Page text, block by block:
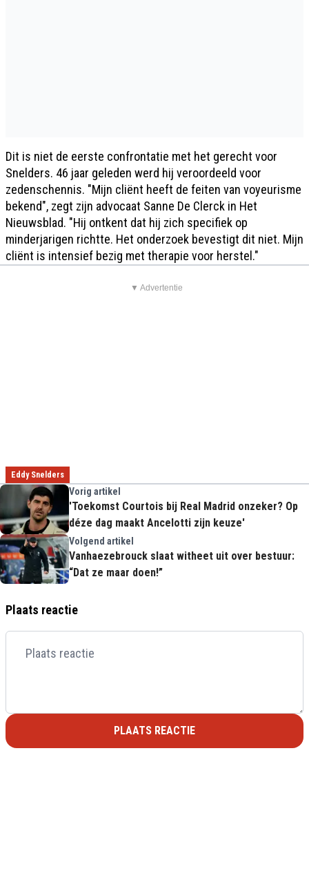
Dit is niet de eerste confrontatie met het gerecht voor
Snelders. 46 jaar geleden werd hij veroordeeld voor
zedenschennis. "Mijn cliënt heeft de feiten van voyeurisme
bekend", zegt zijn advocaat Sanne De Clerck in Het
Nieuwsblad. "Hij ontkent dat hij zich specifiek op
minderjarigen richtte. Het onderzoek bevestigt dit niet. Mijn
cliënt is intensief bezig met therapie voor herstel."
▼ Advertentie
Eddy Snelders
Vorig artikel
'Toekomst Courtois bij Real Madrid onzeker? Op
déze dag maakt Ancelotti zijn keuze'
Volgend artikel
Vanhaezebrouck slaat witheet uit over bestuur:
“Dat ze maar doen!”
Plaats reactie
PLAATS REACTIE